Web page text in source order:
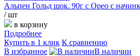
Альпен Гольд шок. 90г с Орео с
/ шт
в корзину
Подробнее
Купить в 1 клик К сравнению
В избранное
В наличии